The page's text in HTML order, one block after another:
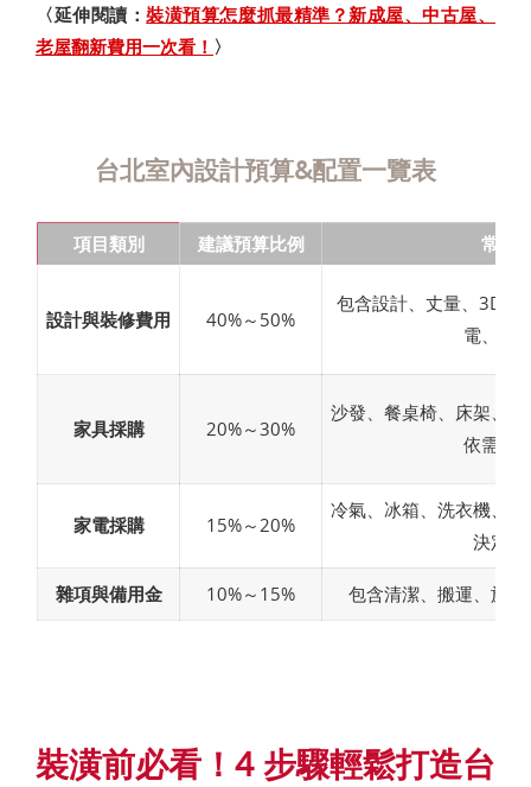
〈延伸閱讀：裝潢預算怎麼抓最精準？新成屋、中古屋、
老屋翻新費用一次看！ 〉
台北室內設計預算&配置一覽表
項目類別 建議預算比例 常見
設計與裝修費用 40%～50%
包含設計、丈量、3D圖
電、地
家具採購 20%～30%
沙發、餐桌椅、床架、
依需求
家電採購 15%～20%
冷氣、冰箱、洗衣機、
決定預
雜項與備用金 10%～15% 包含清潔、搬運、施
裝潢前必看！4 步驟輕鬆打造台